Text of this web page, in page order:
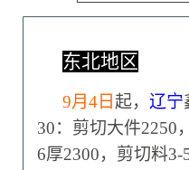
东北地区
9月4日 起， 辽宁
30：剪切大件2250
6厚2300，剪切料3-